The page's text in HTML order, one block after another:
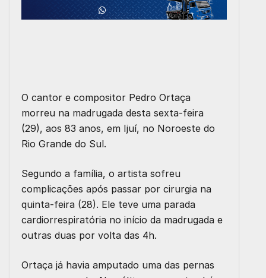
O cantor e compositor Pedro Ortaça
morreu na madrugada desta sexta-feira
(29), aos 83 anos, em Ijuí, no Noroeste do
Rio Grande do Sul.
Segundo a família, o artista sofreu
complicações após passar por cirurgia na
quinta-feira (28). Ele teve uma parada
cardiorrespiratória no início da madrugada e
outras duas por volta das 4h.
Ortaça já havia amputado uma das pernas